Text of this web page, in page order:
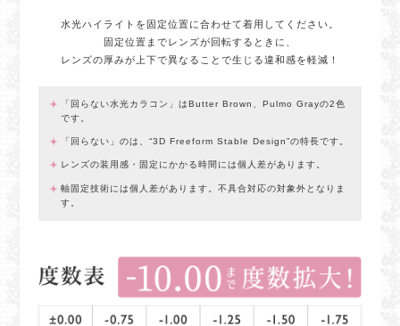
水光ハイライトを固定位置に合わせて着用してください。
固定位置までレンズが回転するときに、
レンズの厚みが上下で異なることで生じる違和感を軽減！
「回らない水光カラコン」はButter Brown、Pulmo Grayの2色
です。
「回らない」のは、“3D Freeform Stable Design”の特長です。
レンズの装用感・固定にかかる時間には個人差があります。
軸固定技術には個人差があります。不具合対応の対象外となりま
す。